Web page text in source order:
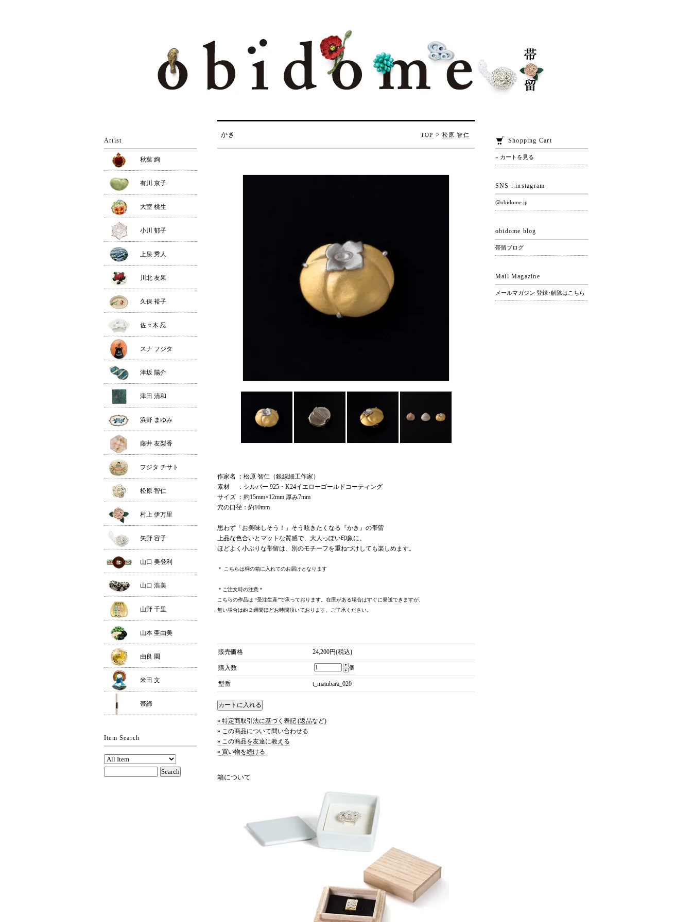
かき TOP > 松原 智仁
作家名 ：松原 智仁（銀線細工作家）
素材 ：シルバー 925・K24イエローゴールドコーティング
サイズ ：約15mm×12mm 厚み7mm
穴の口径：約10mm
思わず「お美味しそう！」そう呟きたくなる『かき』の帯留
上品な色合いとマットな質感で、大人っぽい印象に。
ほどよく小ぶりな帯留は、別のモチーフを重ねづけしても楽しめます。
＊ こちらは桐の箱に入れてのお届けとなります
＊ご注文時の注意＊
こちらの作品は “受注生産”で承っております。在庫がある場合はすぐに発送できますが、
無い場合は約２週間ほどお時間頂いております、ご了承ください。
販売価格 24,200円(税込)
購入数 個
型番 t_matubara_020
» 特定商取引法に基づく表記 (返品など)
» この商品について問い合わせる
» この商品を友達に教える
» 買い物を続ける
箱について
Artist
秋葉 絢
有川 京子
大室 桃生
小川 郁子
上泉 秀人
川北 友果
久保 裕子
佐々木 忍
スナ フジタ
津坂 陽介
津田 清和
浜野 まゆみ
藤井 友梨香
フジタ チサト
松原 智仁
村上 伊万里
矢野 容子
山口 美登利
山口 浩美
山野 千里
山本 亜由美
由良 園
米田 文
帯締
Item Search
Shopping Cart
» カートを見る
SNS : instagram
@obidome.jp
obidome blog
帯留ブログ
Mail Magazine
メールマガジン 登録･解除はこちら